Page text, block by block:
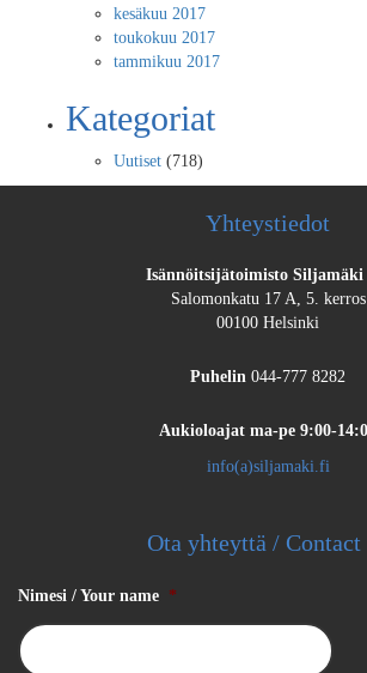
kesäkuu 2017
toukokuu 2017
tammikuu 2017
Kategoriat
Uutiset (718)
Yhteystiedot
Isännöitsijätoimisto Siljamäki
Salomonkatu 17 A, 5. kerros
00100 Helsinki
Puhelin 044-777 8282
Aukioloajat ma-pe 9:00-
info(a)siljamaki.fi
Ota yhteyttä / Contact
Nimesi / Your name *